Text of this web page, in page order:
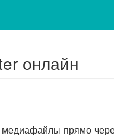
онлайн
прямо